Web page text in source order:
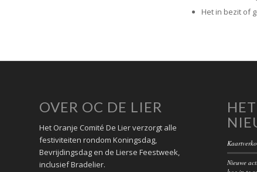
Het in bezit of
OVER OC DE LIER
Het Oranje Comité De Lier verzorgt alle
festiviteiten rondom Koningsdag,
Bevrijdingsdag en de Lierse Feestweek,
inclusief Bradelier.
Nieuwe